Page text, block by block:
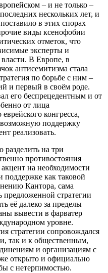
– и не только –
нескольких лет, и
в этих спорах
виды ксенофобии
отметок, что
эксперты и
В Европе, в
антисемитизма стала
по борьбе с ним –
и первый в своём роде.
его беспрецедентным и от
от лица
конгресса,
возможную поддержку
реализовать.
на три
противостояния
на необходимости
поддержке как таковой
Кантора, сама
предложенной стратегии
её далеко за пределы
вывести в фарватер
уровне.
стратегии сопровождался
так и к общественным,
и организациям с
открыто и официально
с нетерпимостью.